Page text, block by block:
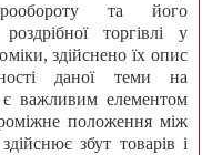
та його
торгівлі у
здійснено їх опис
даної теми на
є важливим елементом
положення між
збут товарів і